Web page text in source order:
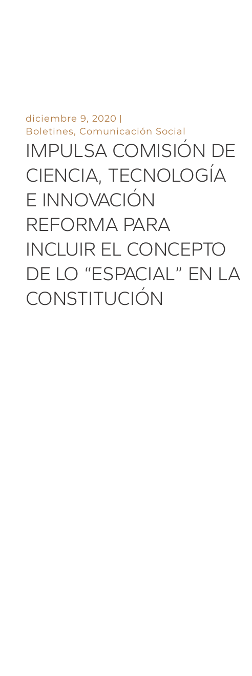
diciembre 9, 2020
Boletines, Comunicación Social
IMPULSA COMISIÓN DE
CIENCIA, TECNOLOGÍA
E INNOVACIÓN
REFORMA PARA
INCLUIR EL CONCEPTO
DE LO “ESPACIAL” EN LA
CONSTITUCIÓN